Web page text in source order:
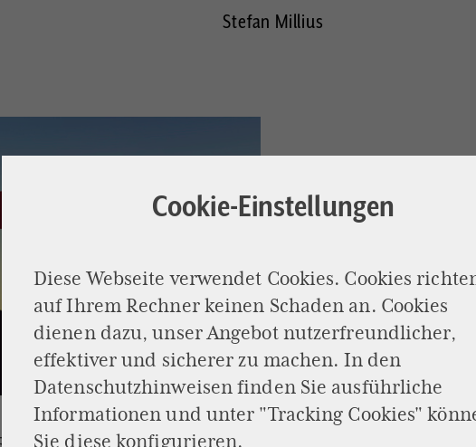
Stefan Millius
BLICK“
Cookie-Einstellungen
Diese Webseite verwendet Cookies. Cookies
auf Ihrem Rechner keinen Schaden an. Cookies
dienen dazu, unser Angebot nutzerfreundlicher,
effektiver und sicherer zu machen. In den
Datenschutzhinweisen finden Sie ausführliche
Informationen und unter "Tracking Cookies"
Sie diese konfigurieren.